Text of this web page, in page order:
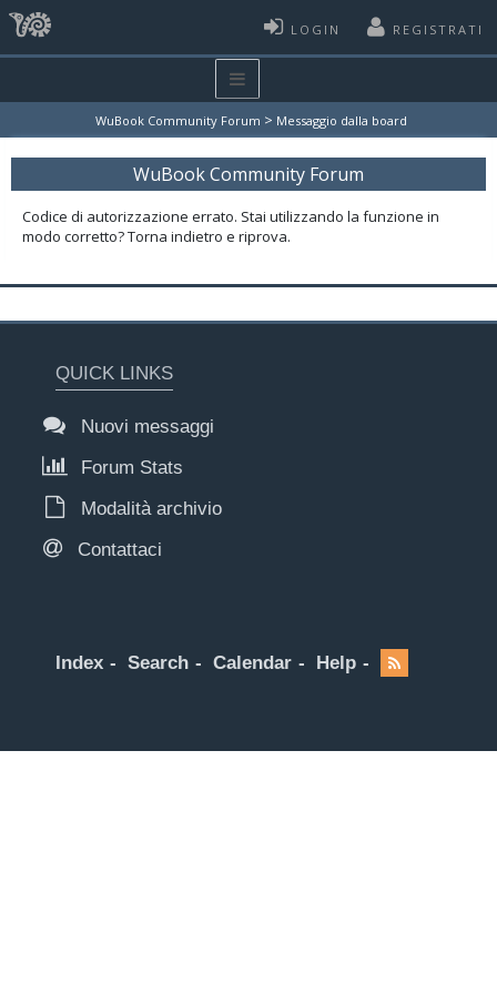
LOGIN REGISTRATI
WuBook Community Forum > Messaggio dalla board
WuBook Community Forum
Codice di autorizzazione errato. Stai utilizzando la funzione in
modo corretto? Torna indietro e riprova.
QUICK LINKS
Nuovi messaggi
Forum Stats
Modalità archivio
Contattaci
Index Search Calendar Help